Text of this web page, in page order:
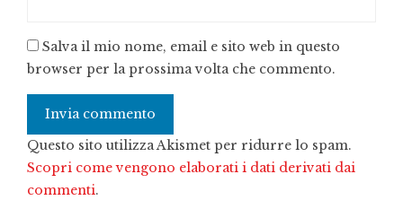
Salva il mio nome, email e sito web in questo
browser per la prossima volta che commento.
Questo sito utilizza Akismet per ridurre lo spam.
Scopri come vengono elaborati i dati derivati dai
commenti.